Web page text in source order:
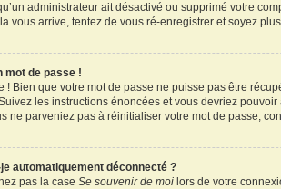
administrateur ait désactivé ou supprimé votre
vous arrive, tentez de vous ré-enregistrer et soyez
mot de passe !
! Bien que votre mot de passe ne puisse pas être
les instructions énoncées et vous devriez
ne parveniez pas à réinitialiser votre mot de passe,
automatiquement déconnecté ?
pas la caseSe souvenir de moi lors de votre